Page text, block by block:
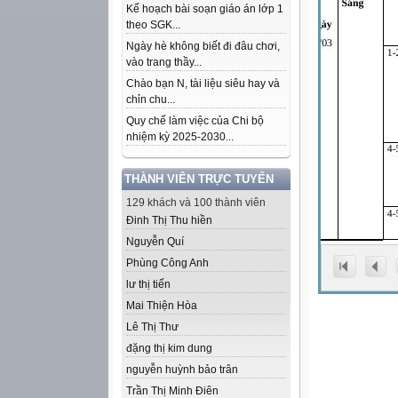
Kế hoạch bài soạn giáo án lớp 1
theo SGK...
Ngày hè không biết đi đâu chơi,
vào trang thầy...
Chào bạn N, tài liệu siêu hay và
chỉn chu...
Quy chế làm việc của Chi bộ
nhiệm kỳ 2025-2030...
THÀNH VIÊN TRỰC TUYẾN
129 khách và 100 thành viên
Đinh Thị Thu hiền
Nguyễn Quí
Phùng Công Anh
lư thị tiến
Mai Thiện Hòa
Lê Thị Thư
đặng thị kim dung
nguyễn huỳnh bảo trân
Trần Thị Minh Điên